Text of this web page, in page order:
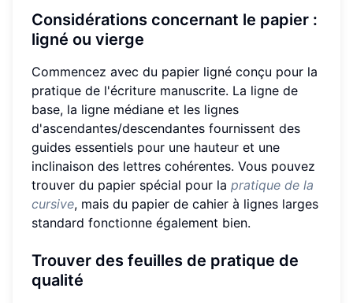
Considérations concernant le papier :
ligné ou vierge
Commencez avec du papier ligné conçu pour la
pratique de l'écriture manuscrite. La ligne de
base, la ligne médiane et les lignes
d'ascendantes/descendantes fournissent des
guides essentiels pour une hauteur et une
inclinaison des lettres cohérentes. Vous pouvez
trouver du papier spécial pour la pratique de la
cursive, mais du papier de cahier à lignes larges
standard fonctionne également bien.
Trouver des feuilles de pratique de
qualité